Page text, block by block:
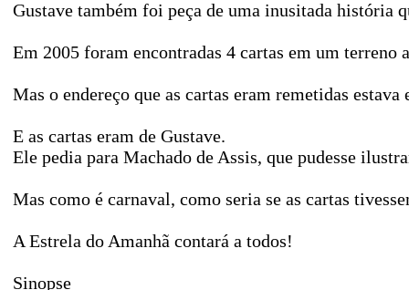
Gustave também foi peça de uma inusitada história
Em 2005 foram encontradas 4 cartas em um
Mas o endereço que as cartas eram remetidas estava
E as cartas eram de Gustave.
Ele pedia para Machado de Assis, que pudesse
Mas como é carnaval, como seria se as cartas
A Estrela do Amanhã contará a todos!
Sinopse